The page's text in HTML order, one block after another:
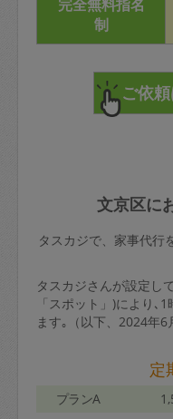
完全無料指名
制
文京区に
タスカジで、家事代行
タスカジさんが設定し
「スポット」)により､
ます｡（以下、2024年6
定
プランA